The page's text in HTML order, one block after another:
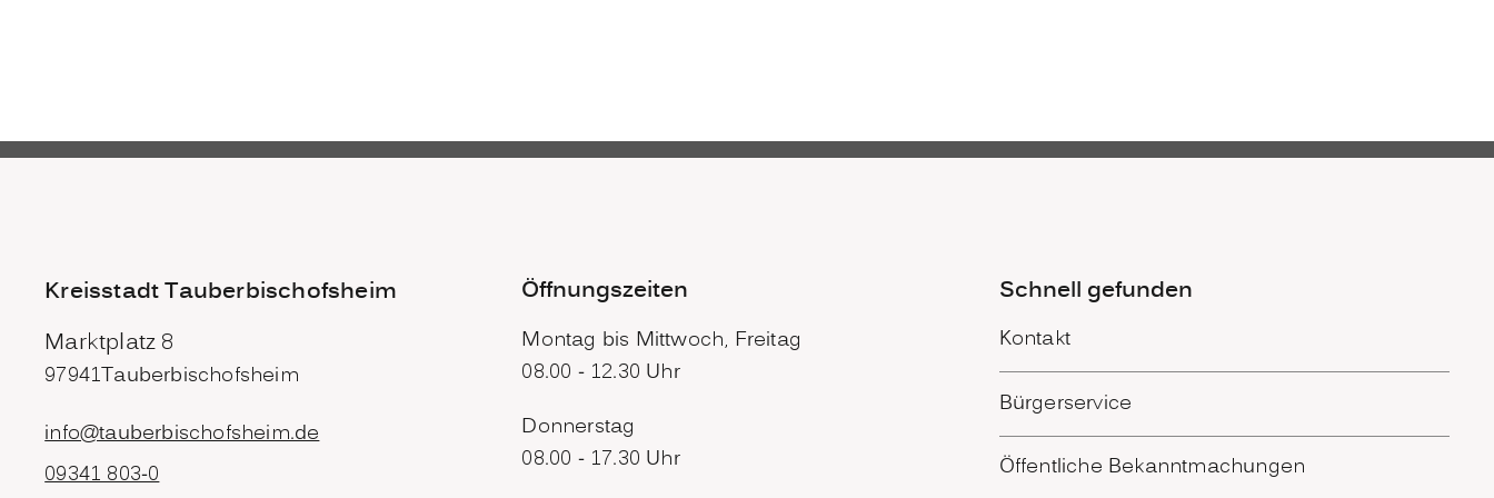
Kreisstadt Tauberbischofsheim
Marktplatz 8
97941Tauberbischofsheim
info@tauberbischofsheim.de
09341 803-0
Öffnungszeiten
Montag bis Mittwoch, Freitag
08.00 - 12.30 Uhr
Donnerstag
08.00 - 17.30 Uhr
Schnell gefunden
Kontakt
Bürgerservice
Öffentliche Bekanntmachungen